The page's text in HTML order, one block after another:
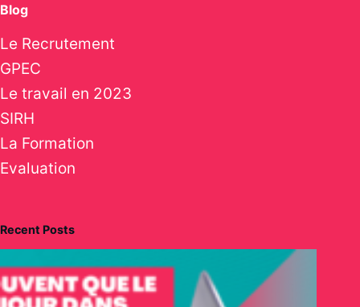
Blog
Le Recrutement
GPEC
Le travail en 2023
SIRH
La Formation
Evaluation
Recent Posts